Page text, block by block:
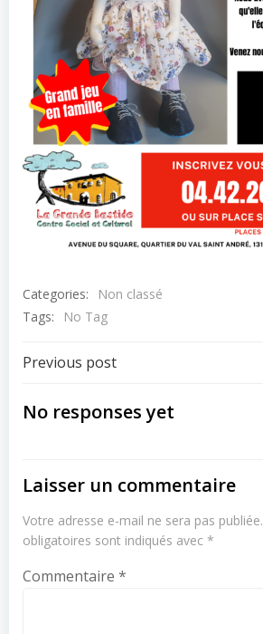
Categories:
Non classé
Tags:
No Tag
Post
navigation
Previous post
No responses yet
Laisser un commentaire
Votre adresse e-mail ne sera pas publiée.
obligatoires sont indiqués avec *
Commentaire *